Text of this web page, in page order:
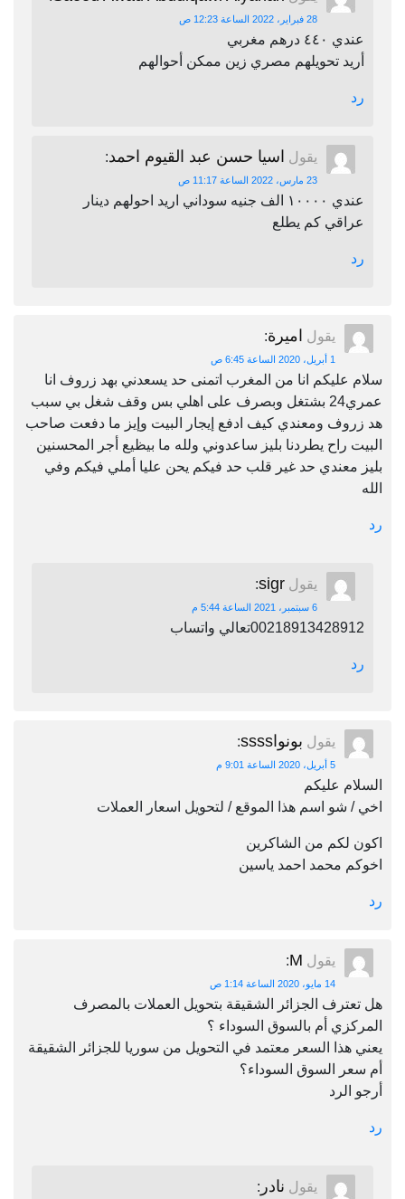
28 فبراير، 2022 الساعة 12:23 ص
عندي ٤٤٠ درهم مغربي
أريد تحويلهم مصري زين ممكن أحوالهم
رد
يقول اسيا حسن عبد القيوم احمد:
23 مارس، 2022 الساعة 11:17 ص
عندي ١٠٠٠٠ الف جنيه سوداني اريد احولهم دينار
عراقي كم يطلع
رد
يقول اميرة:
1 أبريل، 2020 الساعة 6:45 ص
سلام عليكم انا من المغرب اتمنى حد يسعدني بهد زروف انا
عمري24 بشتغل وبصرف على اهلي بس وقف شغل بي سبب
هد زروف ومعندي كيف ادفع إيجار البيت وإيز ما دفعت صاحب
البيت راح يطردنا بليز ساعدوني ولله ما بيظيع أجر المحسنين
بليز معندي حد غير قلب حد فيكم يحن عليا أملي فيكم وفي
الله
رد
يقول sigr
:
6 سبتمبر، 2021 الساعة 5:44 م
00218913428912تعالي واتساب
رد
يقول بونواssss :
5 أبريل، 2020 الساعة 9:01 م
السلام عليكم
اخي / شو اسم هذا الموقع / لتحويل اسعار العملات
اكون لكم من الشاكرين
اخوكم محمد احمد ياسين
رد
يقول M
:
14 مايو، 2020 الساعة 1:14 ص
هل تعترف الجزائر الشقيقة بتحويل العملات بالمصرف
المركزي أم بالسوق السوداء ؟
يعني هذا السعر معتمد في التحويل من سوريا للجزائر الشقيقة
أم سعر السوق السوداء؟
أرجو الرد
رد
يقول نادر :